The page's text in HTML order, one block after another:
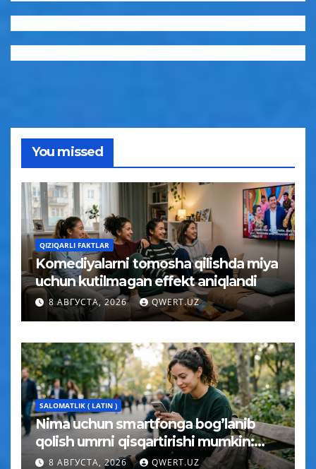
You missed
QIZIQARLI FAKTLAR
Komediyalarni tomosha qilishda miya
uchun kutilmagan effekt aniqlandi
8 АВГУСТА, 2026 QWERT.UZ
SALOMATLIK ( LATIN )
Nima uchun smartfonga bog’lanib
qolish umrni qisqartirishi mumkin:
psixolog javobi
8 АВГУСТА, 2026 QWERT.UZ